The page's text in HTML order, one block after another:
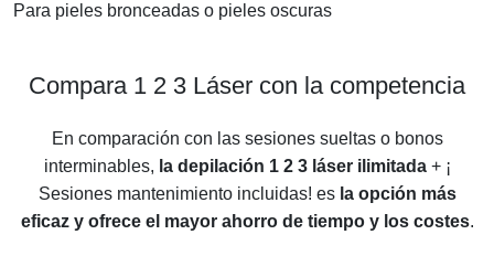
Para pieles bronceadas o pieles oscuras
Compara 1 2 3 Láser con la competencia
En comparación con las sesiones sueltas o bonos
interminables, la depilación 1 2 3 láser ilimitada+ ¡
Sesiones mantenimiento incluidas! es la opción más
eficaz y ofrece el mayor ahorro de tiempo y los costes.